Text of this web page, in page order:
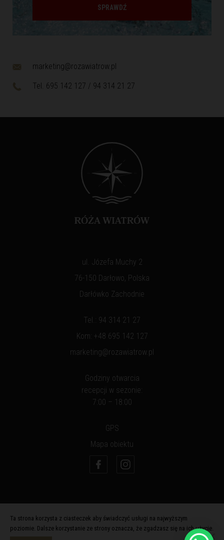
SPRAWDŹ
marketing@rozawiatrow.pl
Tel. 695 142 127 / 94 314 21 27
ul. Józefa Muchy 2
76-150 Darłowo, Polska
Darłówko Zachodnie
Tel.: 94 314 21 27
Kom: +48 695 142 127
marketing@rozawiatrow.pl
Godziny otwarcia
recepcji w sezonie:
7:00 – 18:00
GPS
Mapa obiektu
2026 © RÓŻA WIATRÓW
Ta strona korzysta z ciasteczek aby świadczyć usługi na najwyższym
poziomie. Dalsze korzystanie ze strony oznacza, że zgadzasz się na ich użycie.